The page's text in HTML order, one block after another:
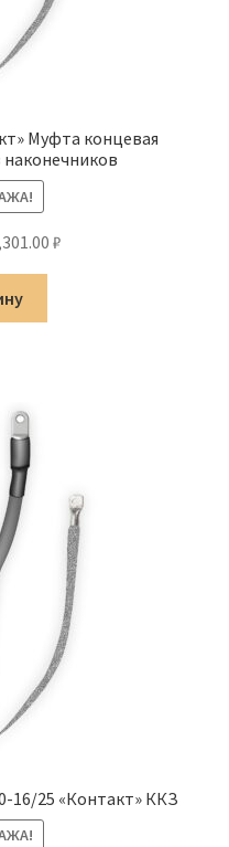
Муфта концевая
наконечников
₽.
₽
16/25 «Контакт» ККЗ